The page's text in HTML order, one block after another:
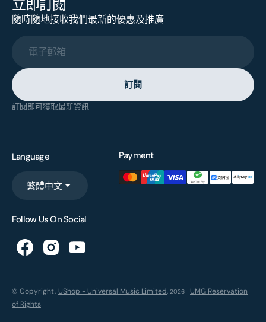
立即訂閱
隨時隨地接收我們最新的優惠及推廣
電子郵箱
訂閱
訂閱即可獲取最新資訊
Language
繁體中文
Payment
Follow Us On Social
© Copyright, UShop - Universal Music Limited, 2026
UMG Reservation
of Rights